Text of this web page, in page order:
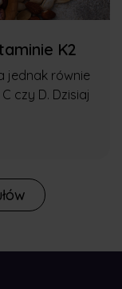
K2
jednak równie
czy D. Dzisiaj